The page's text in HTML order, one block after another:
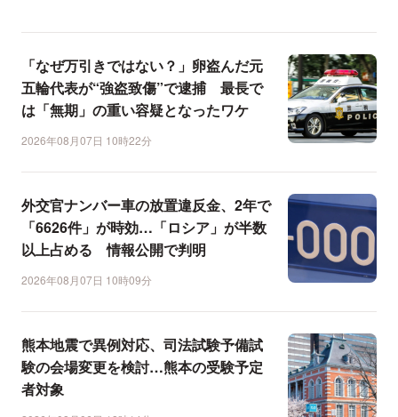
「なぜ万引きではない？」卵盗んだ元
五輪代表が“強盗致傷”で逮捕 最長で
は「無期」の重い容疑となったワケ
2026年08月07日 10時22分
外交官ナンバー車の放置違反金、2年で
「6626件」が時効…「ロシア」が半数
以上占める 情報公開で判明
2026年08月07日 10時09分
熊本地震で異例対応、司法試験予備試
験の会場変更を検討…熊本の受験予定
者対象